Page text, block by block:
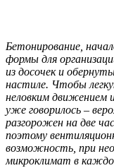
Бетонирование,
формы для
из досочек и
настиле. Чтобы
неловким движением
уже говорилось –
разгорожен на две
поэтому
возможность, при
микроклимат в